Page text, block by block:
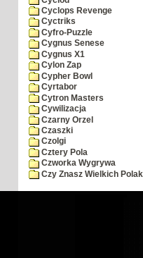
Cyclops Revenge
Cyctriks
Cyfro-Puzzle
Cygnus Senese
Cygnus X1
Cylon Zap
Cypher Bowl
Cyrtabor
Cytron Masters
Cywilizacja
Czarny Orzel
Czaszki
Czolgi
Cztery Pola
Czworka Wygrywa
Czy Znasz Wielkich